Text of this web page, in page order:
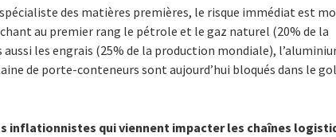
des matières premières, le risque immédiat est
au premier rang le pétrole et le gaz naturel (20% de la
les engrais (25% de la production mondiale),
de porte-conteneurs sont aujourd’hui bloqués dans le
inflationnistes qui viennent impacter les chaînes